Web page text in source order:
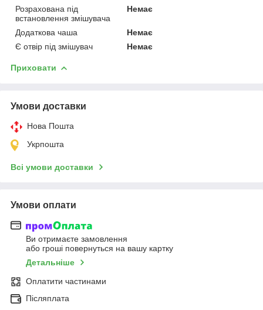
Розрахована під
встановлення змішувача
Немає
Додаткова чаша
Немає
Є отвір під змішувач
Немає
Приховати
Умови доставки
Нова Пошта
Укрпошта
Всі умови доставки
Умови оплати
Ви отримаєте замовлення
або гроші повернуться на вашу картку
Детальніше
Оплатити частинами
Післяплата